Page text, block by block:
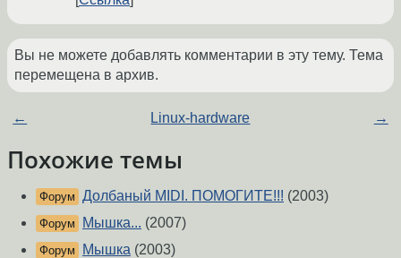
Вы не можете добавлять комментарии в эту тему. Тема
перемещена в архив.
← Linux-hardware →
Похожие темы
Форум Долбаный MIDI. ПОМОГИТЕ!!! (2003)
Форум Мышка... (2007)
Форум Мышка (2003)